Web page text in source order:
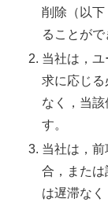
削除（以
ることがで
当社は，
求に応じ
なく，当
す。
当社は，
合，または
は遅滞なく